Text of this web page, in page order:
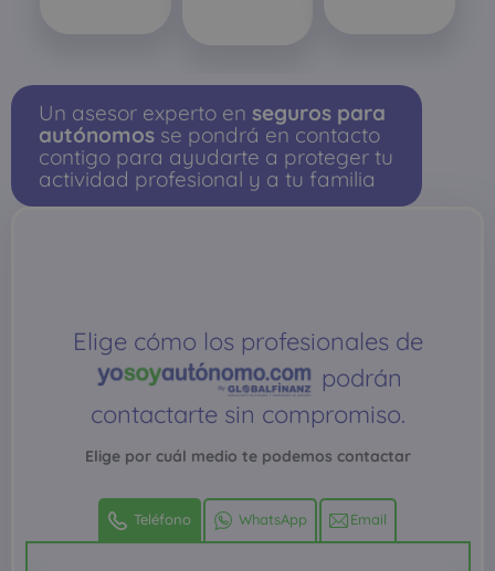
Un asesor experto en seguros para
autónomos se pondrá en contacto
contigo para ayudarte a proteger tu
actividad profesional y a tu familia
Elige cómo los profesionales de
podrán
contactarte sin compromiso.
Elige por cuál medio te podemos contactar
Teléfono WhatsApp Email